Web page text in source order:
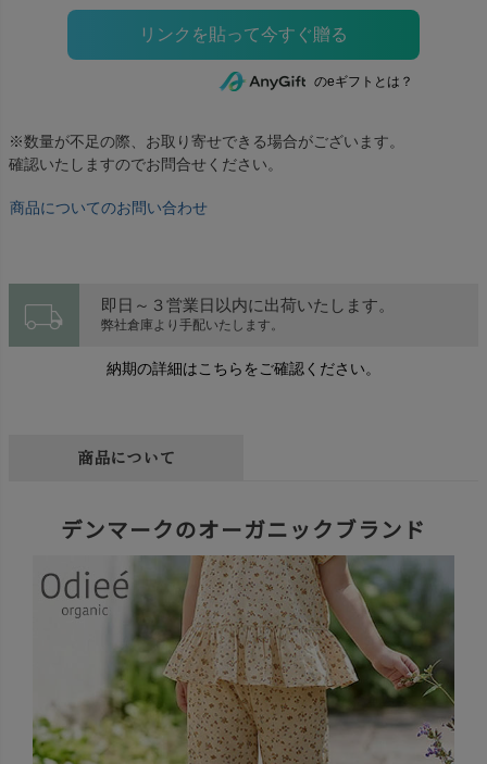
のeギフトとは？
※数量が不足の際、お取り寄せできる場合がございます。
確認いたしますのでお問合せください。
商品についてのお問い合わせ
local_shipping 即日～３営業日以内に出荷いたします。
弊社倉庫より手配いたします。
納期の詳細はこちらをご確認ください。
商品について
デンマークのオーガニックブランド